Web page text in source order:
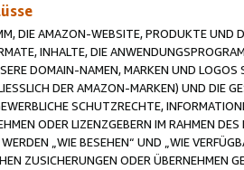
DIE AMAZON-WEBSITE, PRODUKTE UND
INHALTE, DIE
DOMAIN-NAMEN, MARKEN UND
DER AMAZON-MARKEN) UND DIE
SCHUTZRECHTE,
ODER LIZENZGEBERN IM RAHMEN
WERDEN „WIE BESEHEN“ UND „WIE
ZUSICHERUNGEN ODER ÜBERNEHMEN